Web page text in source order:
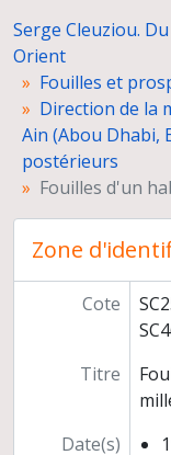
Direction de
Co-
Co-direction
Participation au
Co-direction de la
Participation
Serge Cleuziou.
Orient
Fouilles et
Direction de la
Ain (Abou Dhabi,
postérieurs
Fouilles d'un
Zone
Cote
Titre
Date(s)